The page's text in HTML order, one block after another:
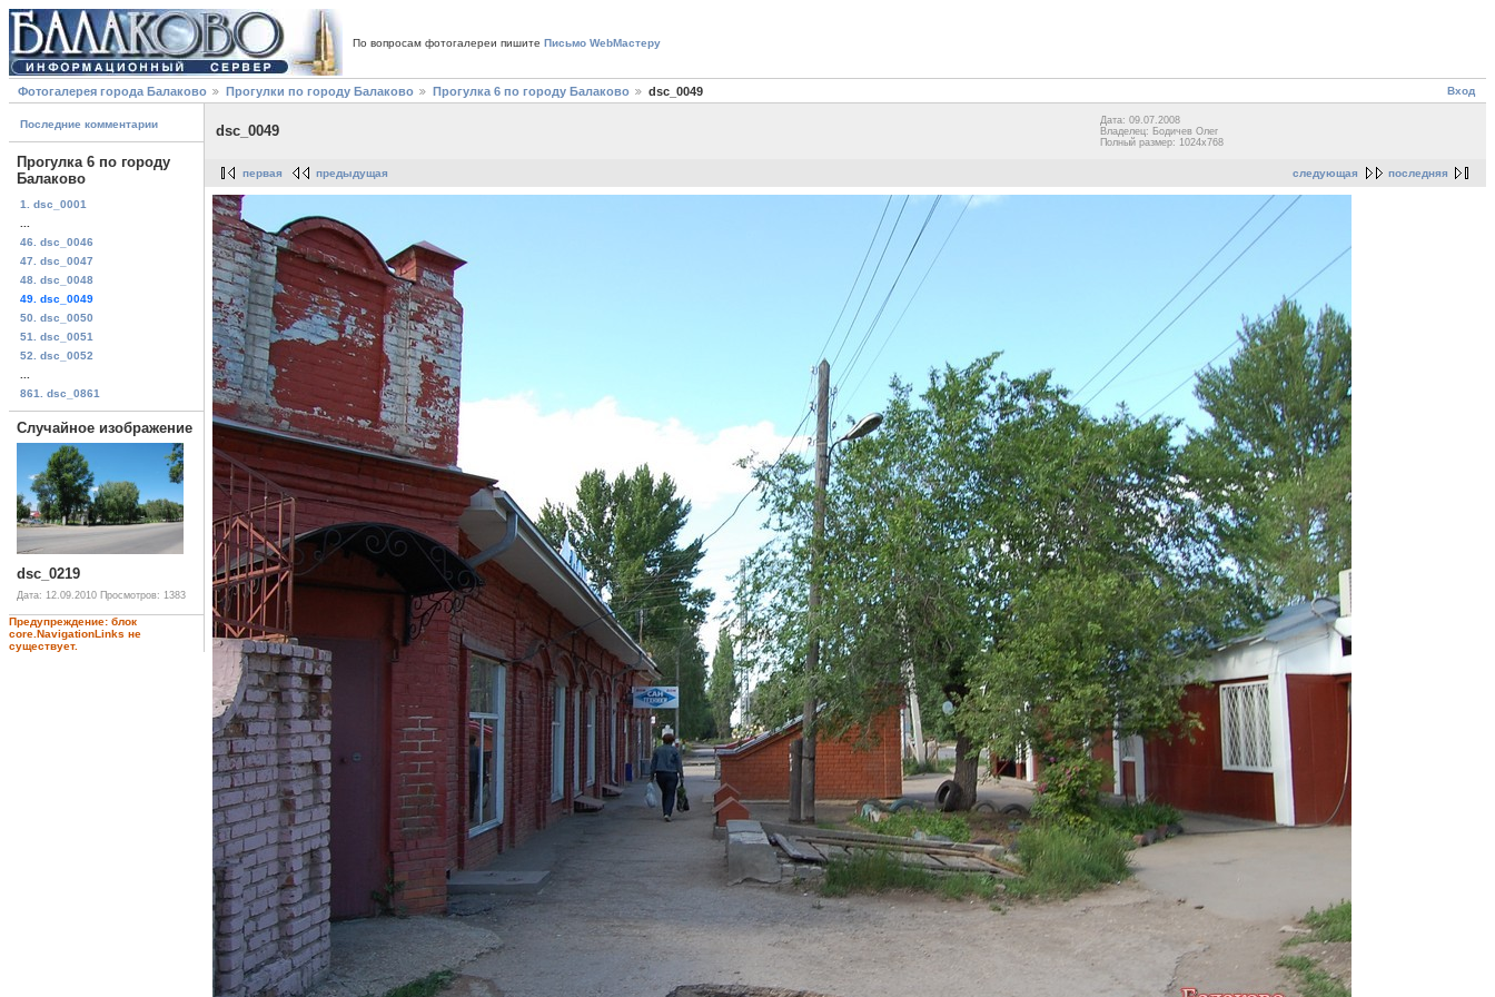
По вопросам фотогалереи пишите Письмо WebМастеру
Вход
Фотогалерея города Балаково Прогулки по городу Балаково Прогулка 6 по городу Балаково dsc_0049
Последние комментарии
Прогулка 6 по городу
Балаково
1. dsc_0001
46. dsc_0046
47. dsc_0047
48. dsc_0048
49. dsc_0049
50. dsc_0050
51. dsc_0051
52. dsc_0052
861. dsc_0861
Случайное изображение
dsc_0219
Дата: 12.09.2010 Просмотров: 1383
Предупреждение: блок
core.NavigationLinks не
существует.
dsc_0049
Дата: 09.07.2008
Владелец: Бодичев Олег
Полный размер: 1024x768
следующая последняя
первая предыдущая